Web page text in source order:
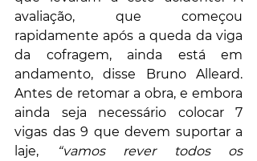
avaliação, que começou
rapidamente após a queda da viga
da cofragem, ainda está em
andamento, disse Bruno Alleard.
Antes de retomar a obra, e embora
ainda seja necessário colocar 7
vigas das 9 que devem suportar a
laje,
“vamos rever todos os